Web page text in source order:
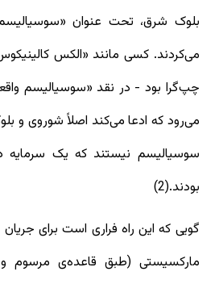
بلوک شرق، تحت عنوان «سوسیالیسم
می‌کردند. کسی مانند «الكس
چپ‌گرا بود - در نقد «سوسیالیسم
می‌رود که ادعا می‌کند اصلاً شوروی و
سوسیالیسم نیستند که یک سرمایه
بودند.(2)
گویی که این راه فراری است برای
مارکسیستی (طبق قاعده‌ی مرسوم